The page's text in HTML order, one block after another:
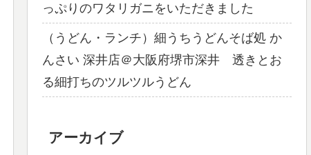
っぷりのワタリガニをいただきました
（うどん・ランチ）細うちうどんそば処 か
んさい 深井店＠大阪府堺市深井 透きとお
る細打ちのツルツルうどん
アーカイブ